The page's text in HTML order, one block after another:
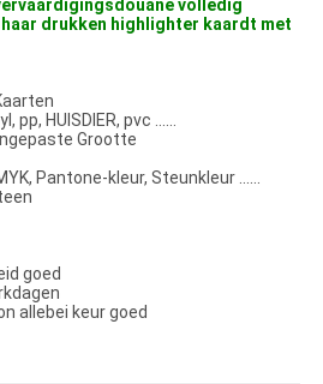
volledig
drukken highlighter kaardt met
pp, HUISDIER, pvc ......
Grootte
Pantone-kleur, Steunkleur ......
goed
allebei keur goed